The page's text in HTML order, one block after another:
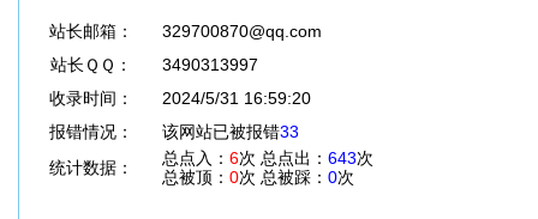
站长邮箱：
329700870@qq.com
站长ＱＱ：
3490313997
收录时间：
2024/5/31 16:59:20
报错情况：
该网站已被报错33
统计数据：
总点入： 6次 总点出： 643次
总被顶： 0次 总被踩： 0次